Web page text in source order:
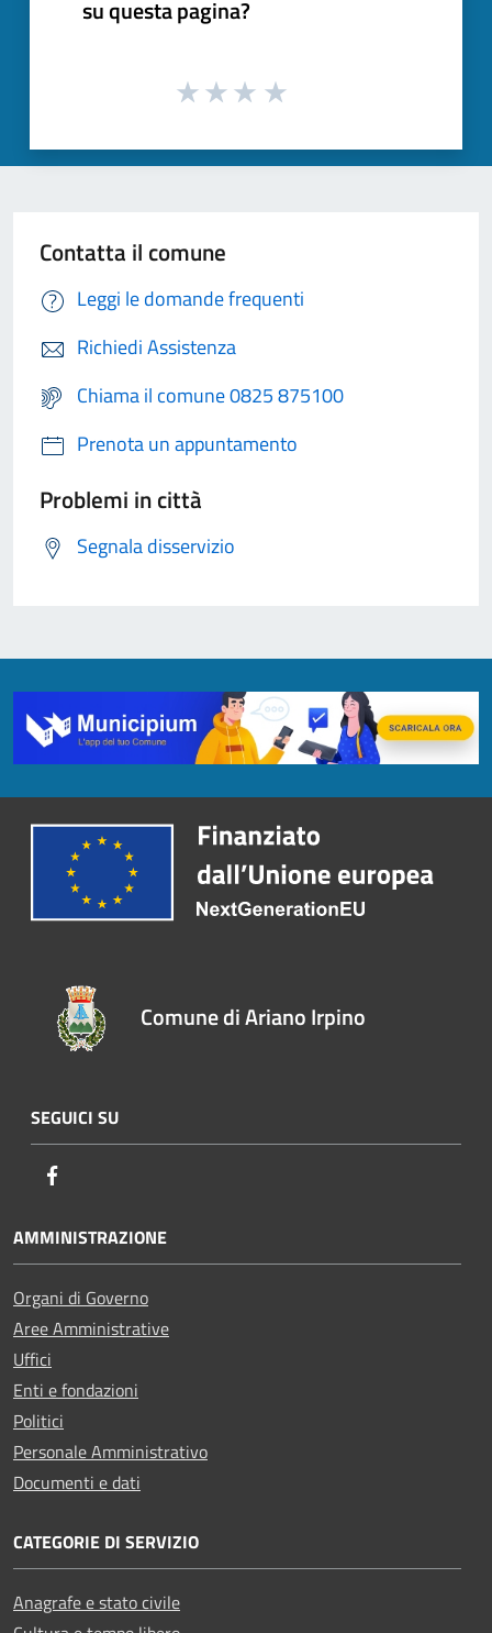
su questa pagina?
Contatta il comune
Leggi le domande frequenti
Richiedi Assistenza
Chiama il comune 0825 875100
Prenota un appuntamento
Problemi in città
Segnala disservizio
Comune di Ariano Irpino
SEGUICI SU
AMMINISTRAZIONE
Organi di Governo
Aree Amministrative
Uffici
Enti e fondazioni
Politici
Personale Amministrativo
Documenti e dati
CATEGORIE DI SERVIZIO
Anagrafe e stato civile